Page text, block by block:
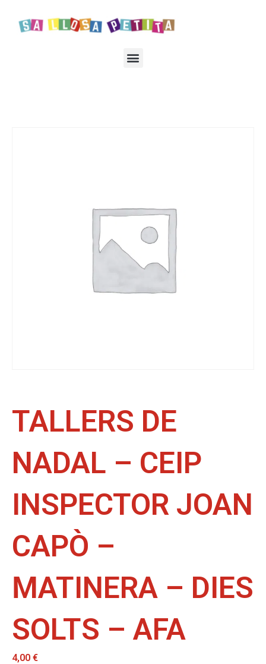
TALLERS DE
NADAL – CEIP
INSPECTOR JOAN
CAPÒ –
MATINERA – DIES
SOLTS – AFA
4,00 €